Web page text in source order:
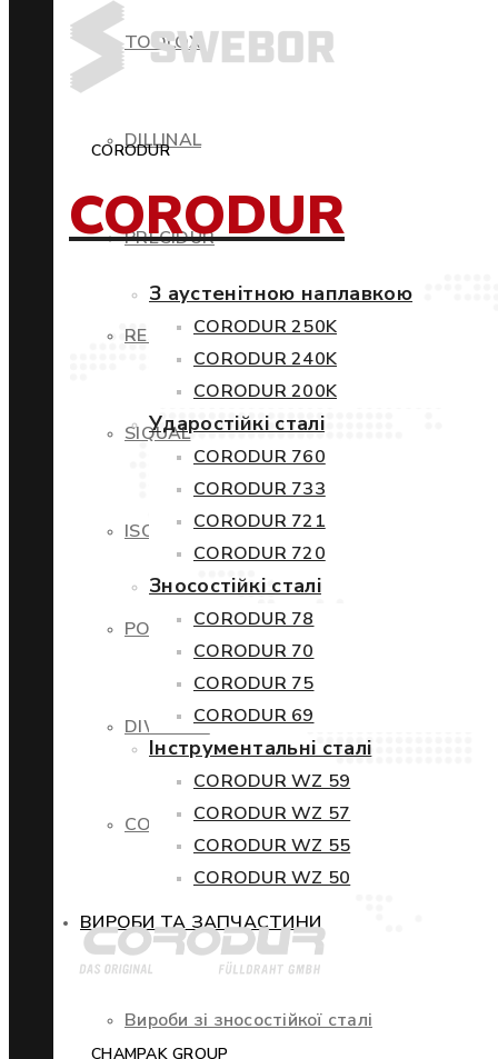
TOOLOX
DILLINAL
PRECIDUR
RESTIL
SIQUAL
ISOVAC
POWERCORE
DIWETEN
COR-TEN
ВИРОБИ ТА ЗАПЧАСТИНИ
Вироби зі зносостійкої сталі
CORODUR
CORODUR
З аустенітною наплавкою
CORODUR 250K
CORODUR 240K
CORODUR 200K
Ударостійкі сталі
CORODUR 760
CORODUR 733
CORODUR 721
CORODUR 720
Зносостійкі сталі
CORODUR 78
CORODUR 70
CORODUR 75
CORODUR 69
Інструментальні сталі
CORODUR WZ 59
CORODUR WZ 57
CORODUR WZ 55
CORODUR WZ 50
CHAMPAK GROUP